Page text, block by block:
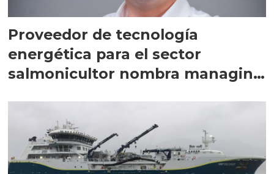
Proveedor de tecnología
energética para el sector
salmonicultor nombra managing